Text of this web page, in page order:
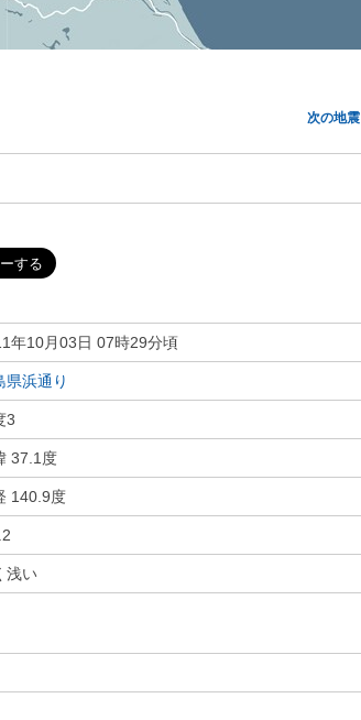
次の地震
年10月03日 07時29分頃
県浜通り
3
37.1度
140.9度
浅い